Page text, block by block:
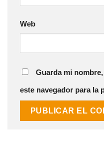
Web
Guarda mi
este navegador para la